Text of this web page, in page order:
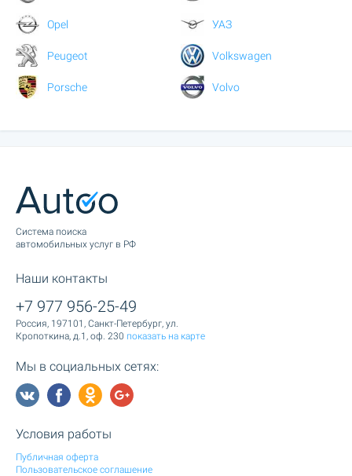
Opel
Peugeot
Porsche
УАЗ
Volkswagen
Volvo
Cистема поиска
автомобильных услуг в РФ
Наши контакты
+7 977 956-25-49
Россия, 197101, Санкт-Петербург, ул.
Кропоткина, д.1, оф. 230 показать на карте
Мы в социальных сетях:
Условия работы
Публичная оферта
Пользовательское соглашение